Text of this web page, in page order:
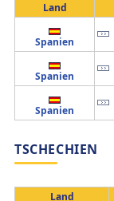
Land
Spanien
Spanien
Spanien
TSCHECHIEN
Land